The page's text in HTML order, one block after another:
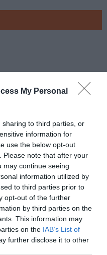
My Personal
to third parties, or
information for
use the below opt-out
Please note that after your
may continue seeing
information utilized by
to third parties prior to
opt-out of the further
by third parties on the
This information may
on the IAB’s List of
further disclose it to other
τελευταία νέα για